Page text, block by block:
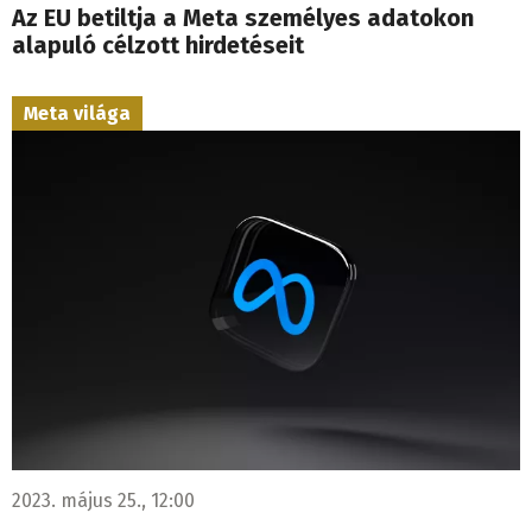
Az EU betiltja a Meta személyes adatokon
alapuló célzott hirdetéseit
Meta világa
2023. május 25., 12:00